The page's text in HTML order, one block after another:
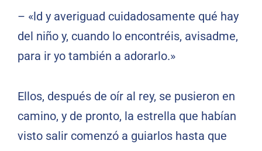
– «ld y averiguad cuidadosamente qué hay
del niño y, cuando lo encontréis, avisadme,
para ir yo también a adorarlo.»
Ellos, después de oír al rey, se pusieron en
camino, y de pronto, la estrella que habían
visto salir comenzó a guiarlos hasta que